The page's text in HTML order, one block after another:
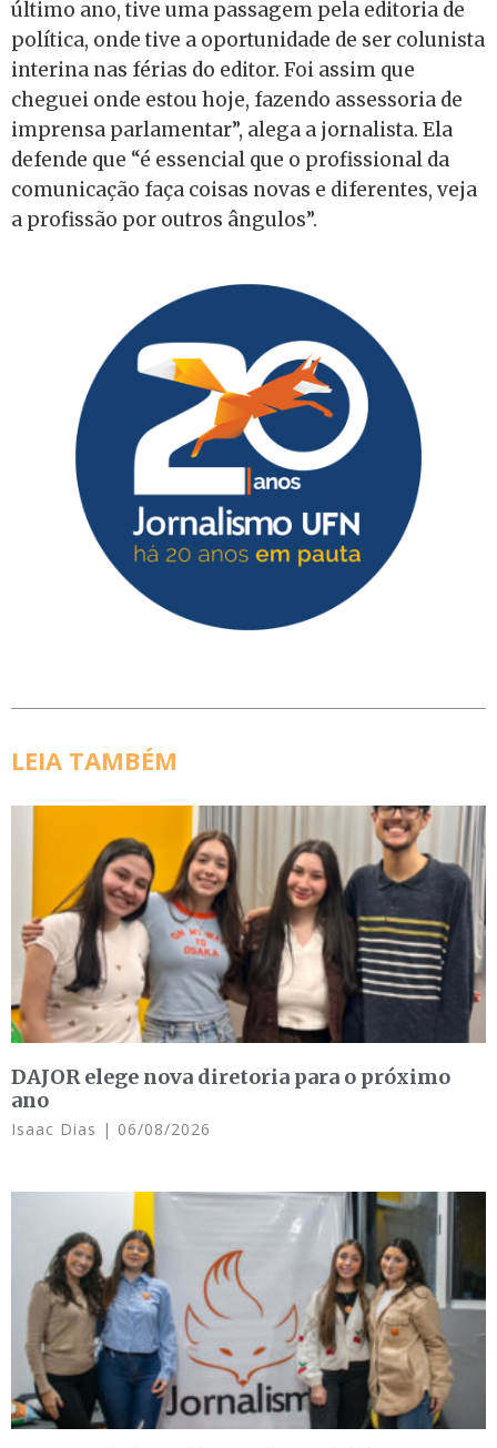
último ano, tive uma passagem pela editoria de
política, onde tive a oportunidade de ser colunista
interina nas férias do editor. Foi assim que
cheguei onde estou hoje, fazendo assessoria de
imprensa parlamentar”, alega a jornalista. Ela
defende que “é essencial que o profissional da
comunicação faça coisas novas e diferentes, veja
a profissão por outros ângulos”.
LEIA TAMBÉM
DAJOR elege nova diretoria para o próximo
ano
Isaac Dias 06/08/2026